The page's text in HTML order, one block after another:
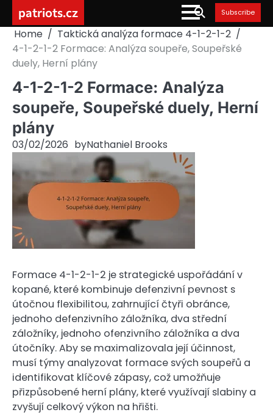
content
patriots.cz Subscribe
Home
Taktická analýza formace 4-1-2-1-2
4-1-2-1-2 Formace: Analýza soupeře, Soupeřské
duely, Herní plány
4-1-2-1-2 Formace: Analýza
soupeře, Soupeřské duely, Herní
plány
03/02/2026 byNathaniel Brooks
Formace 4-1-2-1-2 je strategické uspořádání v
kopané, které kombinuje defenzivní pevnost s
útočnou flexibilitou, zahrnující čtyři obránce,
jednoho defenzivního záložníka, dva střední
záložníky, jednoho ofenzivního záložníka a dva
útočníky. Aby se maximalizovala její účinnost,
musí týmy analyzovat formace svých soupeřů a
identifikovat klíčové zápasy, což umožňuje
přizpůsobené herní plány, které využívají slabiny a
zvyšují celkový výkon na hřišti.